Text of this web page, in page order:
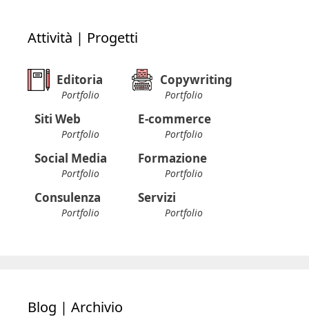
Attività | Progetti
Editoria
Portfolio
Copywriting
Portfolio
Siti Web
Portfolio
E-commerce
Portfolio
Social Media
Portfolio
Formazione
Portfolio
Consulenza
Portfolio
Servizi
Portfolio
Blog | Archivio